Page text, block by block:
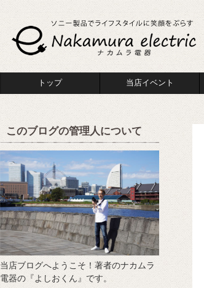
トップ 当店イベント
このブログの管理人について
当店ブログへようこそ！著者のナカムラ
電器の『よしおくん』です。